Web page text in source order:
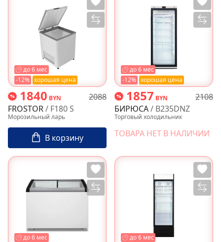
-12% хорошая цена
до 6 мес
1840 BYN
2088
FROSTOR/ F180 S
Морозильный ларь
В корзину
-12% хорошая цена
до 6 мес
1857 BYN
2108
БИРЮСА/ B235DNZ
Торговый холодильник
ТОВАРА НЕТ В НАЛИЧИИ
до 6 мес до 6 мес